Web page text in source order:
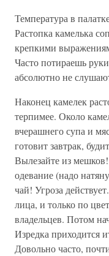
Температура в
Растопка камелька
крепкими
Часто потираешь
абсолютно не
Наконец камелек
терпимее. Около
вчерашнего супа и
готовит завтрак,
Вылезайте из
одевание (надо
чай! Угроза
лица, и только по
владельцев. Потом
Изредка приходится
Довольно часто,